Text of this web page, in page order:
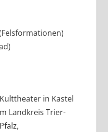
in Kastel
Landkreis Trier-